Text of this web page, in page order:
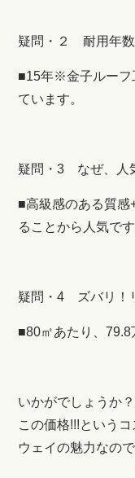
疑問・２ 耐用年数
■15年※金子ルーフ
ています。
疑問・3 なぜ、人
■高級感のある質感
ることから人気です
疑問・4 ズバリ！
■80㎡あたり、79.8
いかがでしょうか
この価格!!!という
ウェイの魅力なの